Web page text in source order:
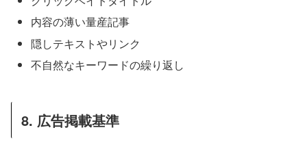
内容の薄い量産記事
隠しテキストやリンク
不自然なキーワードの繰り返し
8. 広告掲載基準